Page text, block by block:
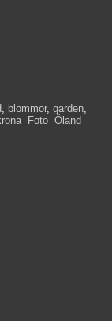
, blommor, garden,
, Foto Öland